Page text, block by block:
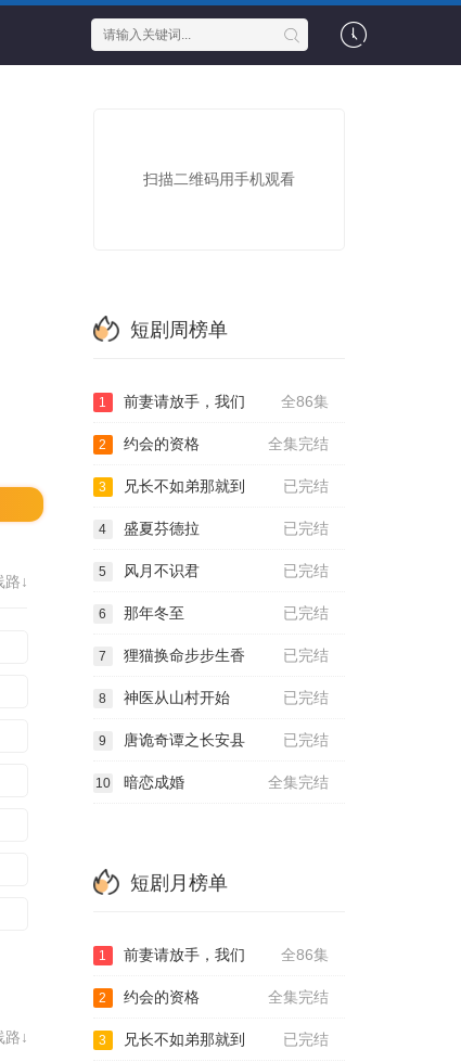
路↓
路↓
扫描二维码用手机观看
短剧周榜单
全86集
1 前妻请放手，我们
全集完结
2 约会的资格
已完结
3 兄长不如弟那就到
已完结
4 盛夏芬德拉
已完结
5 风月不识君
已完结
6 那年冬至
已完结
7 狸猫换命步步生香
已完结
8 神医从山村开始
已完结
9 唐诡奇谭之长安县
全集完结
10 暗恋成婚
短剧月榜单
全86集
1 前妻请放手，我们
全集完结
2 约会的资格
已完结
3 兄长不如弟那就到